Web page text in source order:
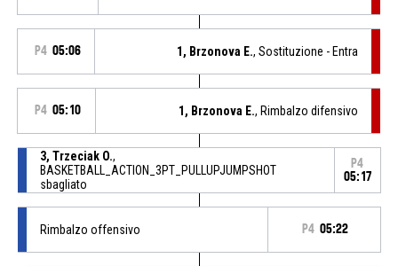
P4 05:06 1, Brzonova E., Sostituzione - Entra
P4 05:10 1, Brzonova E., Rimbalzo difensivo
3, Trzeciak O.,
BASKETBALL_ACTION_3PT_PULLUPJUMPSHOT
sbagliato
P4
05:17
Rimbalzo offensivo P4 05:22